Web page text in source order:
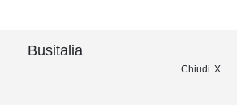
Busitalia
Chiudi